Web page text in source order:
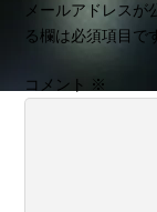
メールアドレスが
る欄は必須項目です
コメント ※